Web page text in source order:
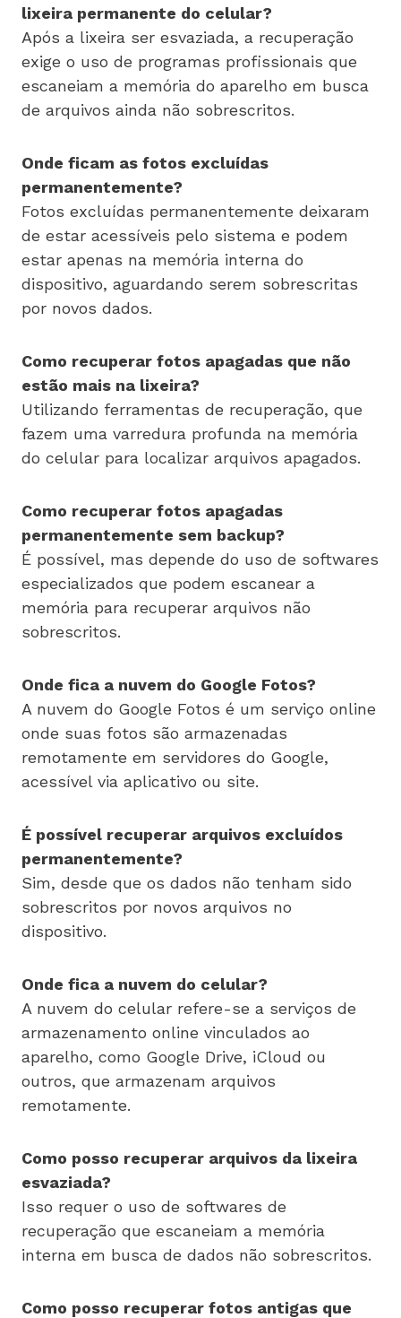
lixeira permanente do celular?
Após a lixeira ser esvaziada, a recuperação
exige o uso de programas profissionais que
escaneiam a memória do aparelho em busca
de arquivos ainda não sobrescritos.
Onde ficam as fotos excluídas
permanentemente?
Fotos excluídas permanentemente deixaram
de estar acessíveis pelo sistema e podem
estar apenas na memória interna do
dispositivo, aguardando serem sobrescritas
por novos dados.
Como recuperar fotos apagadas que não
estão mais na lixeira?
Utilizando ferramentas de recuperação, que
fazem uma varredura profunda na memória
do celular para localizar arquivos apagados.
Como recuperar fotos apagadas
permanentemente sem backup?
É possível, mas depende do uso de softwares
especializados que podem escanear a
memória para recuperar arquivos não
sobrescritos.
Onde fica a nuvem do Google Fotos?
A nuvem do Google Fotos é um serviço online
onde suas fotos são armazenadas
remotamente em servidores do Google,
acessível via aplicativo ou site.
É possível recuperar arquivos excluídos
permanentemente?
Sim, desde que os dados não tenham sido
sobrescritos por novos arquivos no
dispositivo.
Onde fica a nuvem do celular?
A nuvem do celular refere-se a serviços de
armazenamento online vinculados ao
aparelho, como Google Drive, iCloud ou
outros, que armazenam arquivos
remotamente.
Como posso recuperar arquivos da lixeira
esvaziada?
Isso requer o uso de softwares de
recuperação que escaneiam a memória
interna em busca de dados não sobrescritos.
Como posso recuperar fotos antigas que